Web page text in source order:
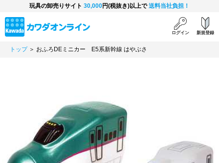
玩具の卸売りサイト 30,000円(税抜き)以上で送料当社負担！
ログイン 新規登録
トップ＞ おふろDEミニカー E5系新幹線 はやぶさ